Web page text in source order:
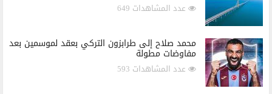
عدد المشاهدات 649
محمد صلاح إلى طرابزون التركي بعقد لموسمين بعد
مفاوضات مطولة
عدد المشاهدات 593